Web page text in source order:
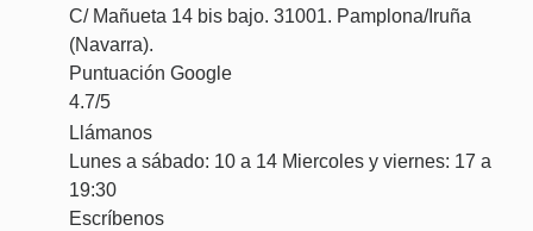
C/ Mañueta 14 bis bajo. 31001. Pamplona/Iruña
(Navarra).
Puntuación Google
4.7/5
Llámanos
Lunes a sábado: 10 a 14 Miercoles y viernes: 17 a
19:30
Escríbenos